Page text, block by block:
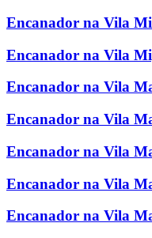
Encanador na Vila
Encanador na Vila
Encanador na Vila
Encanador na Vila
Encanador na Vila
Encanador na Vila
Encanador na Vila